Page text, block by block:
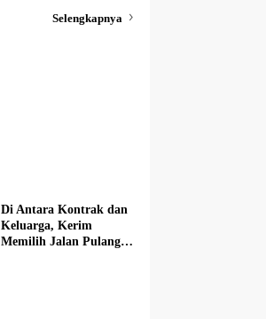
Selengkapnya
Di Antara Kontrak dan
Keluarga, Kerim
Memilih Jalan Pulang